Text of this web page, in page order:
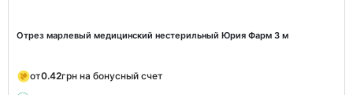
Отрез марлевый медицинский нестерильный Юрия Фарм 3 м
от0.42грн на бонусный счет